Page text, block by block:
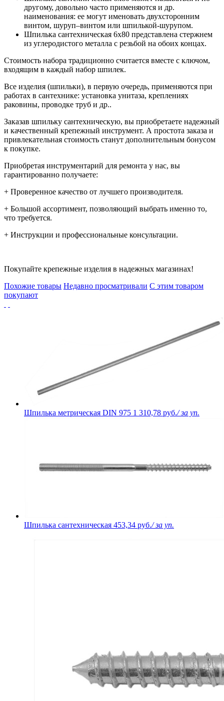
другому, довольно часто применяются и др.
наименования: ее могут именовать двухсторонним
винтом, шуруп–винтом или шпилькой-шурупом.
Шпилька сантехническая 6х80 представлена стержнем
из углеродистого металла с резьбой на обоих концах.
Стоимость набора традиционно считается вместе с ключом,
входящим в каждый набор шпилек.
Все изделия (шпильки), в первую очередь, применяются при
работах в сантехнике: установка унитаза, креплениях
раковины, проводке труб и др..
Заказав шпильку сантехническую, вы приобретаете надежный
и качественный крепежный инструмент. А простота заказа и
привлекательная стоимость станут дополнительным бонусом
к покупке.
Приобретая инструментарий для ремонта у нас, вы
гарантированно получаете:
+ Проверенное качество от лучшего производителя.
+ Большой ассортимент, позволяющий выбрать именно то,
что требуется.
+ Инструкции и профессиональные консультации.
Покупайте крепежные изделия в надежных магазинах!
Похожие товары Недавно просматривали С этим товаром
покупают
Шпилька метрическая DIN 975 1 310,78 руб./ за уп.
Шпилька сантехническая 453,34 руб./ за уп.